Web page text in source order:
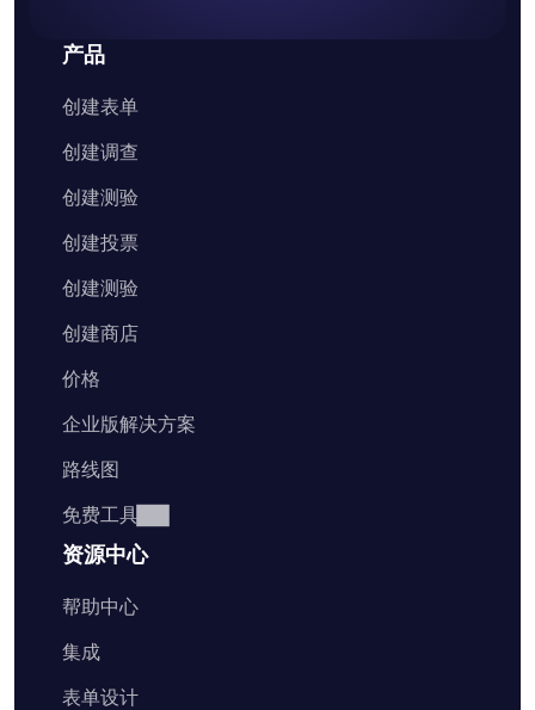
产品
创建表单
创建调查
创建测验
创建投票
创建测验
创建商店
价格
企业版解决方案
路线图
免费工具
资源中心
帮助中心
集成
表单设计